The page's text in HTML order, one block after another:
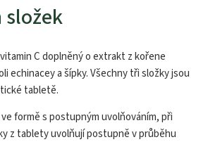
C doplněný o extrakt z kořene
echinacey a šípky. Všechny tři složky jsou
tabletě.
formě s postupným uvolňováním, při
z tablety uvolňují postupně v průběhu